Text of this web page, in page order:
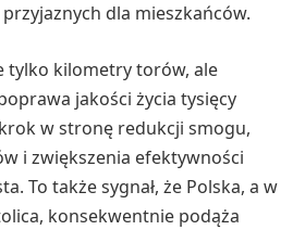
dla mieszkańców.
tylko kilometry torów, ale
jakości życia tysięcy
w stronę redukcji smogu,
i zwiększenia efektywności
To także sygnał, że Polska, a w
konsekwentnie podąża